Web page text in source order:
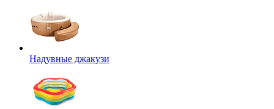
Надувные джакузи